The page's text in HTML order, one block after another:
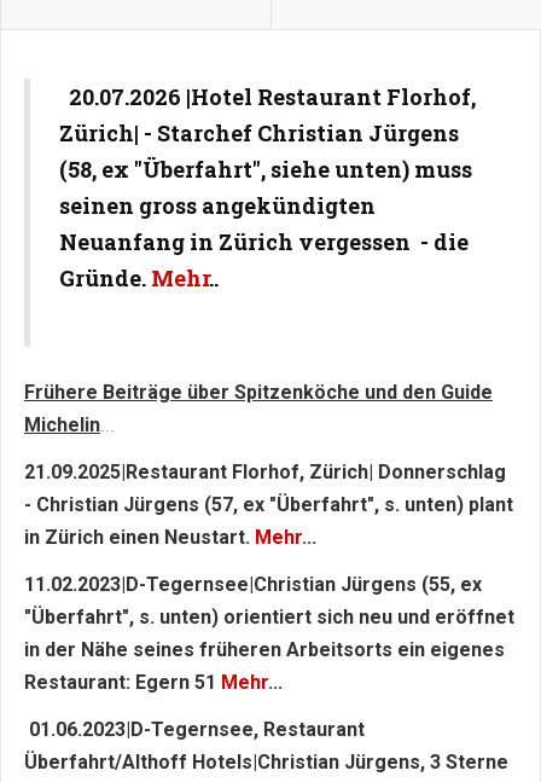
20.07.2026 |Hotel Restaurant Florhof,
Zürich| - Starchef Christian Jürgens
(58, ex "Überfahrt", siehe unten) muss
seinen gross angekündigten
Neuanfang in Zürich vergessen - die
Gründe. Mehr..
Frühere Beiträge über Spitzenköche und den Guide
Michelin...
21.09.2025|Restaurant Florhof, Zürich| Donnerschlag
- Christian Jürgens (57, ex "Überfahrt", s. unten) plant
in Zürich einen Neustart. Mehr...
11.02.2023|D-Tegernsee|Christian Jürgens (55, ex
"Überfahrt", s. unten) orientiert sich neu und eröffnet
in der Nähe seines früheren Arbeitsorts ein eigenes
Restaurant: Egern 51 Mehr...
01.06.2023|D-Tegernsee, Restaurant
Überfahrt/Althoff Hotels|Christian Jürgens, 3 Sterne